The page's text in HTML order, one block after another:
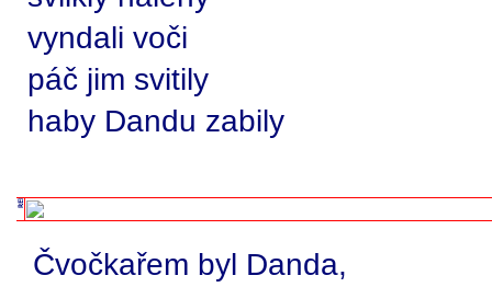
vyndali voči
páč jim svitily
haby Dandu zabily
Čvočkařem byl Danda,